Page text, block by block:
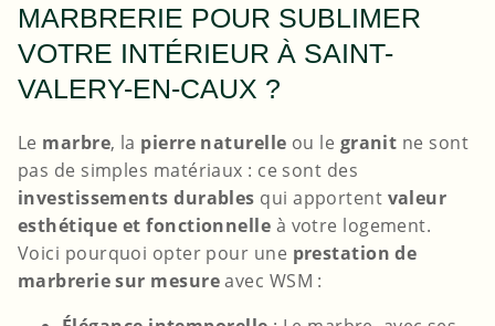
MARBRERIE POUR SUBLIMER
VOTRE INTÉRIEUR À SAINT-
VALERY-EN-CAUX ?
Le marbre, la pierre naturelle ou le granit ne sont
pas de simples matériaux : ce sont des
investissements durables qui apportent valeur
esthétique et fonctionnelle à votre logement.
Voici pourquoi opter pour une prestation de
marbrerie sur mesureavec WSM :